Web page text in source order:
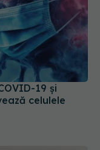
19 și
celulele